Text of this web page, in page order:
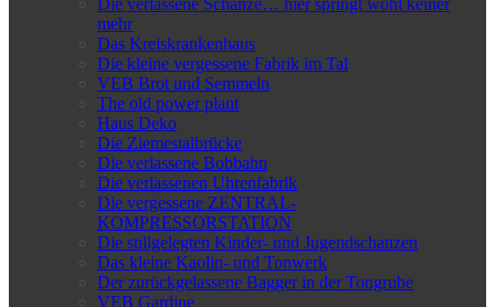
mehr
Das Kreiskrankenhaus
Die kleine vergessene Fabrik im Tal
VEB Brot und Semmeln
The old power plant
Haus Deko
Die Ziemestalbrücke
Die verlassene Bobbahn
Die verlassenen Uhrenfabrik
Die vergessene ZENTRAL-
KOMPRESSORSTATION
Die stillgelegten Kinder- und Jugendschanzen
Das kleine Kaolin- und Tonwerk
Der zurückgelassene Bagger in der Tongrube
VEB Gardine